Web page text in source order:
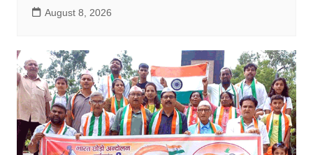
August 8, 2026